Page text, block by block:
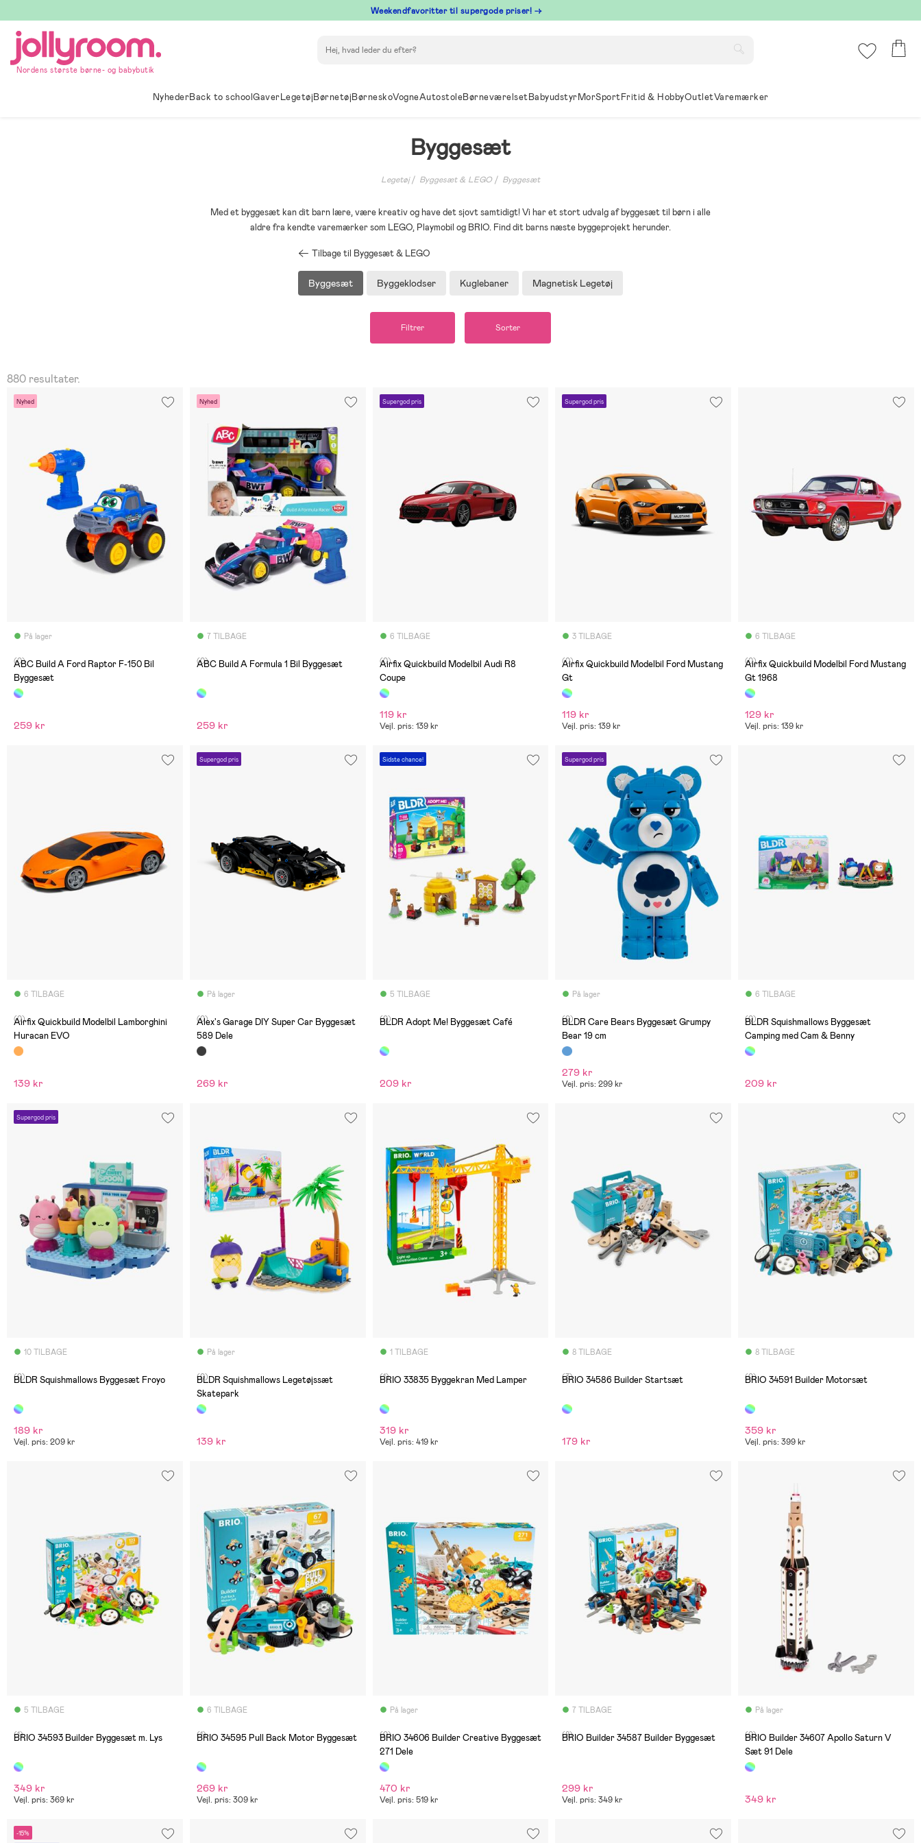
till
innehållet
⁠ Weekendfavoritter til supergode priser! →
Nordens største børne- og babybutik
NyhederBack to schoolGaverLegetøjBørnetøjBørneskoVogneAutostoleBørneværelsetBabyudstyrMorSportFritid & HobbyOutletVaremærker
Byggesæt
Legetøj Byggesæt & LEGO Byggesæt
Med et byggesæt kan dit barn lære, være kreativ og have det sjovt samtidigt! Vi har et stort udvalg af byggesæt til børn i alle
aldre fra kendte varemærker som LEGO, Playmobil og BRIO. Find dit barns næste byggeprojekt herunder.
Tilbage til Byggesæt & LEGO
Byggesæt Byggeklodser Kuglebaner Magnetisk Legetøj
Filtrer Sorter
880 resultater.
Nyhed
På lager
(0)
ABC Build A Ford Raptor F-150 Bil
Byggesæt
259 kr
Nyhed
7 TILBAGE
(0)
ABC Build A Formula 1 Bil Byggesæt
259 kr
Supergod pris
6 TILBAGE
(0)
Airfix Quickbuild Modelbil Audi R8
Coupe
119 kr
Vejl. pris: 139 kr
Supergod pris
3 TILBAGE
(0)
Airfix Quickbuild Modelbil Ford Mustang
Gt
119 kr
Vejl. pris: 139 kr
6 TILBAGE
(0)
Airfix Quickbuild Modelbil Ford Mustang
Gt 1968
129 kr
Vejl. pris: 139 kr
6 TILBAGE
(0)
Airfix Quickbuild Modelbil Lamborghini
Huracan EVO
139 kr
Supergod pris
På lager
(0)
Alex's Garage DIY Super Car Byggesæt
589 Dele
269 kr
Sidste chance!
5 TILBAGE
(0)
BLDR Adopt Me! Byggesæt Café
209 kr
Supergod pris
På lager
(0)
BLDR Care Bears Byggesæt Grumpy
Bear 19 cm
279 kr
Vejl. pris: 299 kr
6 TILBAGE
(0)
BLDR Squishmallows Byggesæt
Camping med Cam & Benny
209 kr
Supergod pris
10 TILBAGE
(0)
BLDR Squishmallows Byggesæt Froyo
189 kr
Vejl. pris: 209 kr
På lager
(0)
BLDR Squishmallows Legetøjssæt
Skatepark
139 kr
1 TILBAGE
(1)
BRIO 33835 Byggekran Med Lamper
319 kr
Vejl. pris: 419 kr
8 TILBAGE
(3)
BRIO 34586 Builder Startsæt
179 kr
8 TILBAGE
(0)
BRIO 34591 Builder Motorsæt
359 kr
Vejl. pris: 399 kr
5 TILBAGE
(1)
BRIO 34593 Builder Byggesæt m. Lys
349 kr
Vejl. pris: 369 kr
6 TILBAGE
(1)
BRIO 34595 Pull Back Motor Byggesæt
269 kr
Vejl. pris: 309 kr
På lager
(0)
BRIO 34606 Builder Creative Byggesæt
271 Dele
470 kr
Vejl. pris: 519 kr
7 TILBAGE
(8)
BRIO Builder 34587 Builder Byggesæt
299 kr
Vejl. pris: 349 kr
På lager
(0)
BRIO Builder 34607 Apollo Saturn V
Sæt 91 Dele
349 kr
-15%